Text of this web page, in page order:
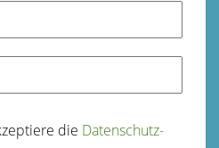
die Datenschutz­